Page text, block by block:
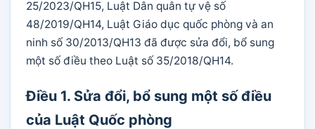
25/2023/QH15, Luật Dân quân tự vệ số
48/2019/QH14, Luật Giáo dục quốc phòng và an
ninh số 30/2013/QH13 đã được sửa đổi, bổ sung
một số điều theo Luật số 35/2018/QH14.
Điều 1. Sửa đổi, bổ sung một số điều
của Luật Quốc phòng